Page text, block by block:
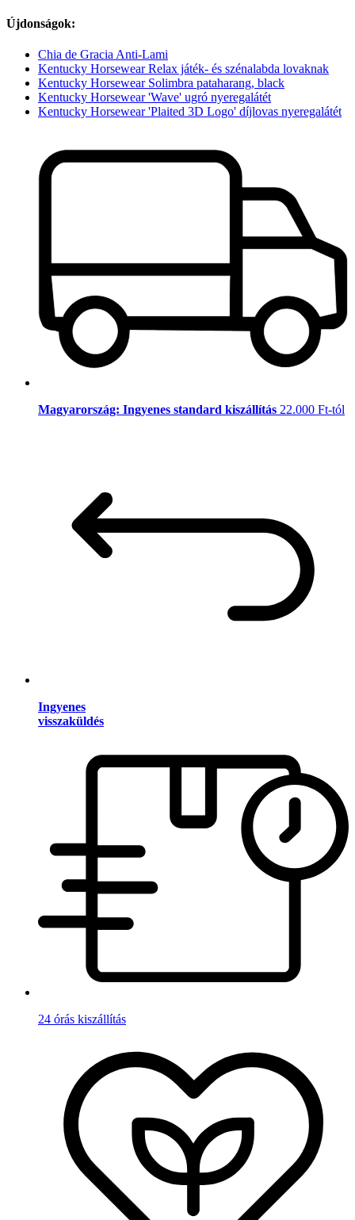
Újdonságok:
Chia de Gracia Anti-Lami
Kentucky Horsewear Relax játék- és szénalabda lovaknak
Kentucky Horsewear Solimbra pataharang, black
Kentucky Horsewear 'Wave' ugró nyeregalátét
Kentucky Horsewear 'Plaited 3D Logo' díjlovas nyeregalátét
Magyarország: Ingyenes standard kiszállítás 22.000 Ft-tól
Ingyenes
visszaküldés
24 órás kiszállítás